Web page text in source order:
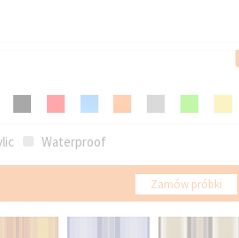
Waterproof
Zamów próbki